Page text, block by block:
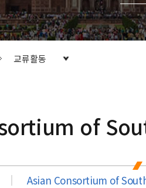
교류활동
of
Asian Consortium of